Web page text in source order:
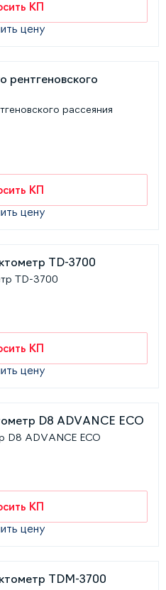
КП
цену
рассеяния
КП
цену
TD-3700
КП
цену
D8 ADVANCE ECO
КП
цену